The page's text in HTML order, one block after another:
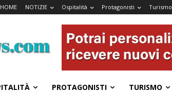
HOME NOTIZIE Ospitalità Protagonisti Turismo
PROTAGONISTI TURISMO